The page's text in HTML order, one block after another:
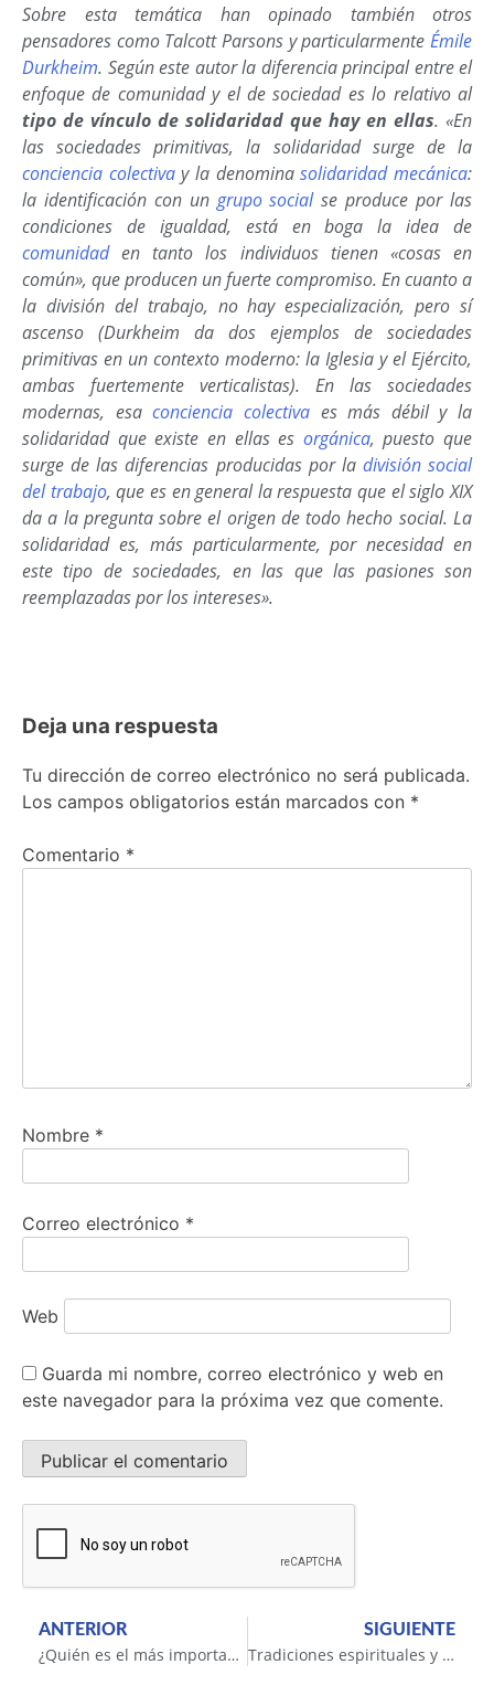
Sobre esta temática han opinado también otros
pensadores como Talcott Parsons y particularmente Émile
Durkheim. Según este autor la diferencia principal entre el
enfoque de comunidad y el de sociedad es lo relativo al
tipo de vínculo de solidaridad que hay en ellas. «En
las sociedades primitivas, la solidaridad surge de la
conciencia colectivay la denominasolidaridad mecánica:
la identificación con un grupo socialse produce por las
condiciones de igualdad, está en boga la idea de
comunidaden tanto los individuos tienen «cosas en
común», que producen un fuerte compromiso. En cuanto a
la división del trabajo, no hay especialización, pero sí
ascenso (Durkheim da dos ejemplos de sociedades
primitivas en un contexto moderno: la Iglesia y el Ejército,
ambas fuertemente verticalistas). En las sociedades
modernas, esaconciencia colectivaes más débil y la
solidaridad que existe en ellas es orgánica, puesto que
surge de las diferencias producidas por la división social
del trabajo, que es en general la respuesta que el siglo XIX
da a la pregunta sobre el origen de todo hecho social. La
solidaridad es, más particularmente, por necesidad en
este tipo de sociedades, en las que las pasiones son
reemplazadas por los intereses».
Deja una respuesta
Tu dirección de correo electrónico no será publicada.
Los campos obligatorios están marcados con *
Comentario *
Nombre *
Correo electrónico *
Web
Guarda mi nombre, correo electrónico y web en
este navegador para la próxima vez que comente.
ANTERIOR
¿Quién es el más importante?
SIGUIENTE
Tradiciones espirituales y filosóficas que nos llevan hacia un mundo mejor